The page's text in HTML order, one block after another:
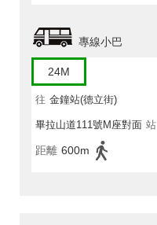
專線小巴
24M
往 金鐘站(德立街)
畢拉山道111號M座對面 站
距離 600m